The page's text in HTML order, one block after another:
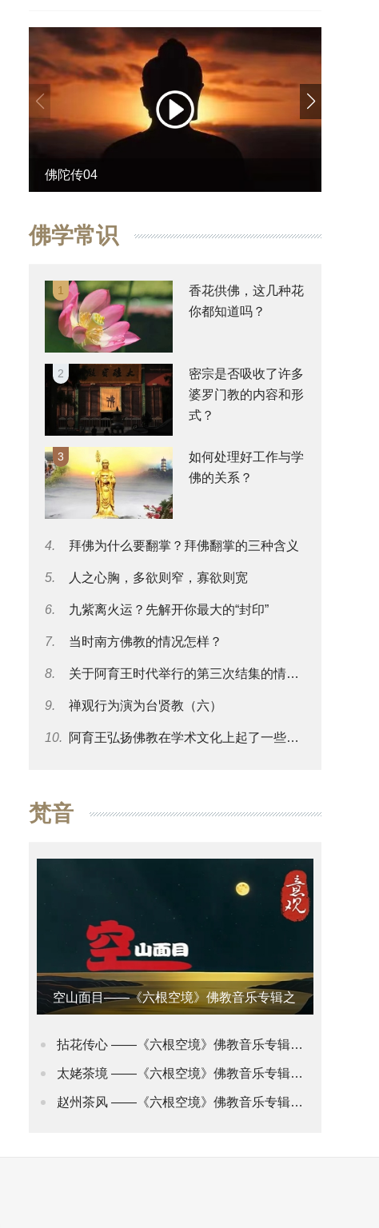
佛陀传04
佛学常识
1
香花供佛，这几种花
你都知道吗？
2
密宗是否吸收了许多
婆罗门教的内容和形
式？
3
如何处理好工作与学
佛的关系？
4. 拜佛为什么要翻掌？拜佛翻掌的三种含义
5. 人之心胸，多欲则窄，寡欲则宽
6. 九紫离火运？先解开你最大的“封印”
7. 当时南方佛教的情况怎样？
8. 关于阿育王时代举行的第三次结集的情况可否再谈一些？
9. 禅观行为演为台贤教（六）
10. 阿育王弘扬佛教在学术文化上起了一些什么影响？
梵音
空山面目——《六根空境》佛教音乐专辑之
拈花传心 ——《六根空境》佛教音乐专辑之身观•花道
太姥茶境 ——《六根空境》佛教音乐专辑之舌观•茶道(2)
赵州茶风 ——《六根空境》佛教音乐专辑之舌观•茶道(1)